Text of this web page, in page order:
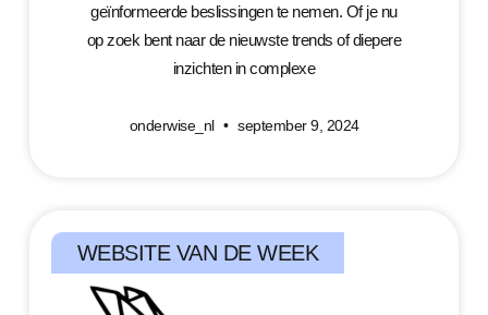
geïnformeerde beslissingen te nemen. Of je nu
op zoek bent naar de nieuwste trends of diepere
inzichten in complexe
onderwise_nl september 9, 2024
WEBSITE VAN DE WEEK